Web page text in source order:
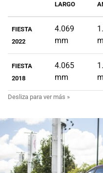
LARGO
FIESTA
2022
4.069
mm
FIESTA
2018
4.065
mm